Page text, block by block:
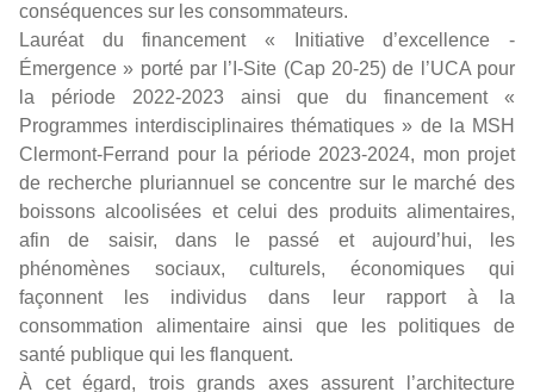
conséquences sur les consommateurs.
Lauréat du financement « Initiative d’excellence -
Émergence » porté par l’I-Site (Cap 20-25) de l’UCA pour
la période 2022-2023 ainsi que du financement «
Programmes interdisciplinaires thématiques » de la MSH
Clermont-Ferrand pour la période 2023-2024, mon projet
de recherche pluriannuel se concentre sur le marché des
boissons alcoolisées et celui des produits alimentaires,
afin de saisir, dans le passé et aujourd’hui, les
phénomènes sociaux, culturels, économiques qui
façonnent les individus dans leur rapport à la
consommation alimentaire ainsi que les politiques de
santé publique qui les flanquent.
À cet égard, trois grands axes assurent l’architecture